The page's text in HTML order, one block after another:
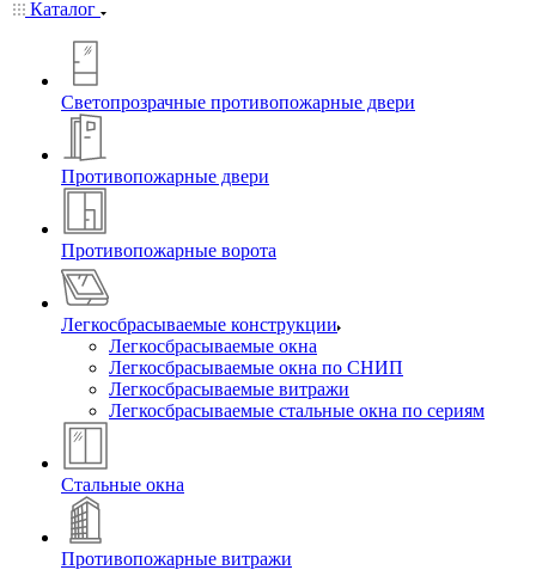
Каталог
Светопрозрачные противопожарные двери
Противопожарные двери
Противопожарные ворота
Легкосбрасываемые конструкции
Легкосбрасываемые окна
Легкосбрасываемые окна по СНИП
Легкосбрасываемые витражи
Легкосбрасываемые стальные окна по сериям
Стальные окна
Противопожарные витражи